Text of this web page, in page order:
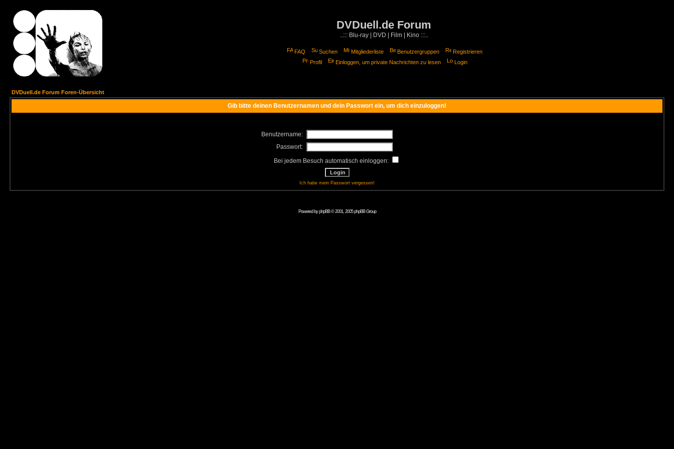
DVDuell.de Forum
..::: Blu-ray | DVD | Film | Kino :::..
FAQ Suchen Mitgliederliste Benutzergruppen
Registrieren
Profil
Einloggen, um private Nachrichten zu lesen Login
DVDuell.de Forum Foren-Übersicht
Gib bitte deinen Benutzernamen und dein Passwort ein, um dich einzuloggen!
Benutzername:
Passwort:
Bei jedem Besuch automatisch einloggen:
Ich habe mein Passwort vergessen!
Powered byphpBB© 2001, 2005 phpBB Group